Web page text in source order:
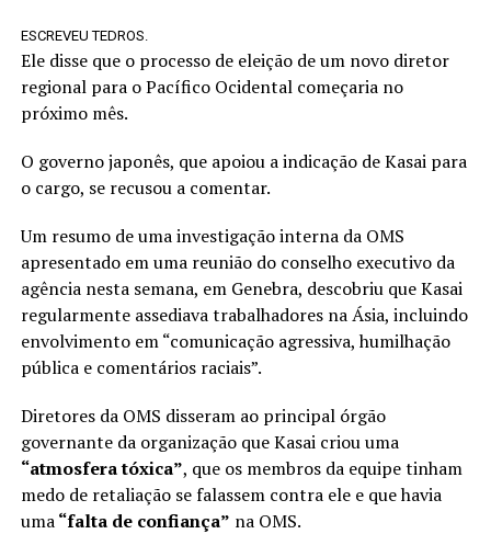
ESCREVEU TEDROS.
Ele disse que o processo de eleição de um novo diretor
regional para o Pacífico Ocidental começaria no
próximo mês.
O governo japonês, que apoiou a indicação de Kasai para
o cargo, se recusou a comentar.
Um resumo de uma investigação interna da OMS
apresentado em uma reunião do conselho executivo da
agência nesta semana, em Genebra, descobriu que Kasai
regularmente assediava trabalhadores na Ásia, incluindo
envolvimento em “comunicação agressiva, humilhação
pública e comentários raciais”.
Diretores da OMS disseram ao principal órgão
governante da organização que Kasai criou uma
“atmosfera tóxica”, que os membros da equipe tinham
medo de retaliação se falassem contra ele e que havia
uma“falta de confiança” na OMS.